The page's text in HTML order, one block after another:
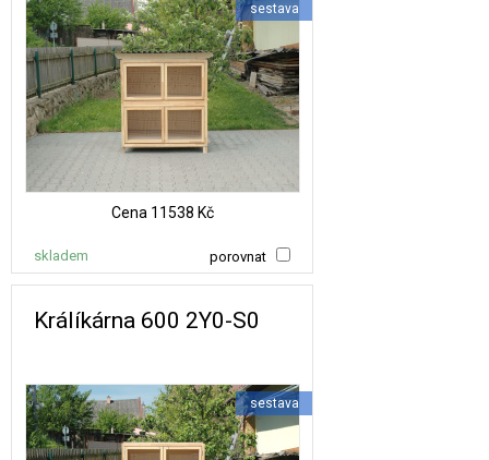
sestava
Cena 11538 Kč
porovnat
skladem
Králíkárna 600 2Y0-S0
sestava